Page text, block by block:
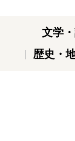
文学
歴史・